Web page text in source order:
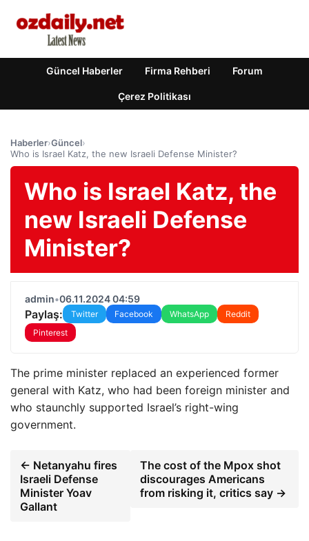
Güncel Haberler Firma Rehberi Forum
Çerez Politikası
Haberler›Güncel›
Who is Israel Katz, the new Israeli Defense Minister?
Who is Israel Katz, the
new Israeli Defense
Minister?
admin•06.11.2024 04:59
Paylaş: Twitter Facebook WhatsApp
Reddit
Pinterest
The prime minister replaced an experienced former
general with Katz, who had been foreign minister and
who staunchly supported Israel’s right-wing
government.
← Netanyahu fires
Israeli Defense
Minister Yoav
Gallant
The cost of the Mpox shot
discourages Americans
from risking it, critics say →